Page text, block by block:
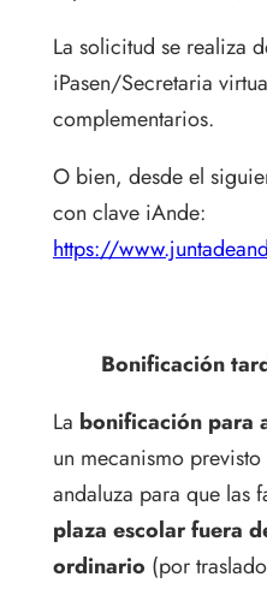
La solicitud se realiza
iPasen/Secretaria
complementarios.
O bien, desde el
con clave iAnde:
https://
Bonificación
La bonificación para
un mecanismo
andaluza para que las
plaza escolar fuera
ordinario (por